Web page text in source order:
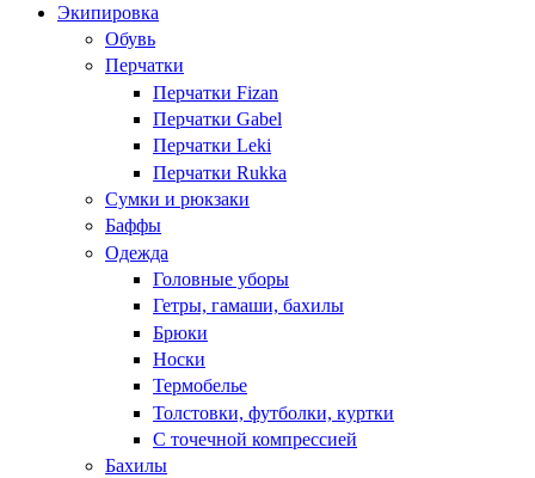
Экипировка
Обувь
Перчатки
Перчатки Fizan
Перчатки Gabel
Перчатки Leki
Перчатки Rukka
Сумки и рюкзаки
Баффы
Одежда
Головные уборы
Гетры, гамаши, бахилы
Брюки
Носки
Термобелье
Толстовки, футболки, куртки
С точечной компрессией
Бахилы